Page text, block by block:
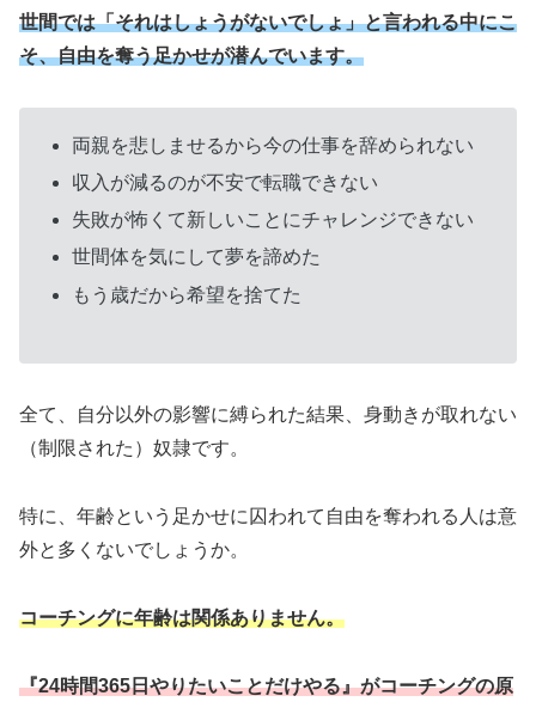
世間では「それはしょうがないでしょ」と言われる中にこ
そ、自由を奪う足かせが潜んでいます。
両親を悲しませるから今の仕事を辞められない
収入が減るのが不安で転職できない
失敗が怖くて新しいことにチャレンジできない
世間体を気にして夢を諦めた
もう歳だから希望を捨てた
全て、自分以外の影響に縛られた結果、身動きが取れない
（制限された）奴隷です。
特に、年齢という足かせに囚われて自由を奪われる人は意
外と多くないでしょうか。
コーチングに年齢は関係ありません。
『24時間365日やりたいことだけやる』がコーチングの原